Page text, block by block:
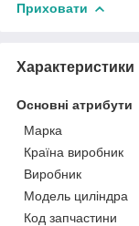
Приховати
Характеристики
Основні атрибути
Марка
Країна виробник
Виробник
Модель циліндра
Код запчастини